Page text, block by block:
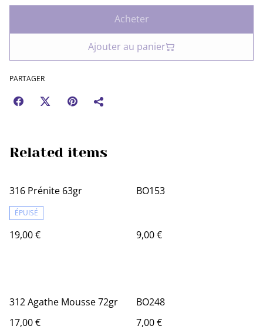
Acheter
Ajouter au panier
PARTAGER
Related items
316 Prénite 63gr
ÉPUISÉ
19,00 €
BO153
9,00 €
312 Agathe Mousse 72gr
17,00 €
BO248
7,00 €